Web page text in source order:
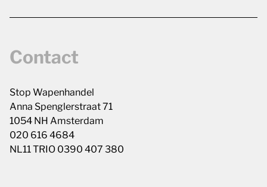
Contact
Stop Wapenhandel
Anna Spenglerstraat 71
1054 NH Amsterdam
020 616 4684
NL11 TRIO 0390 407 380